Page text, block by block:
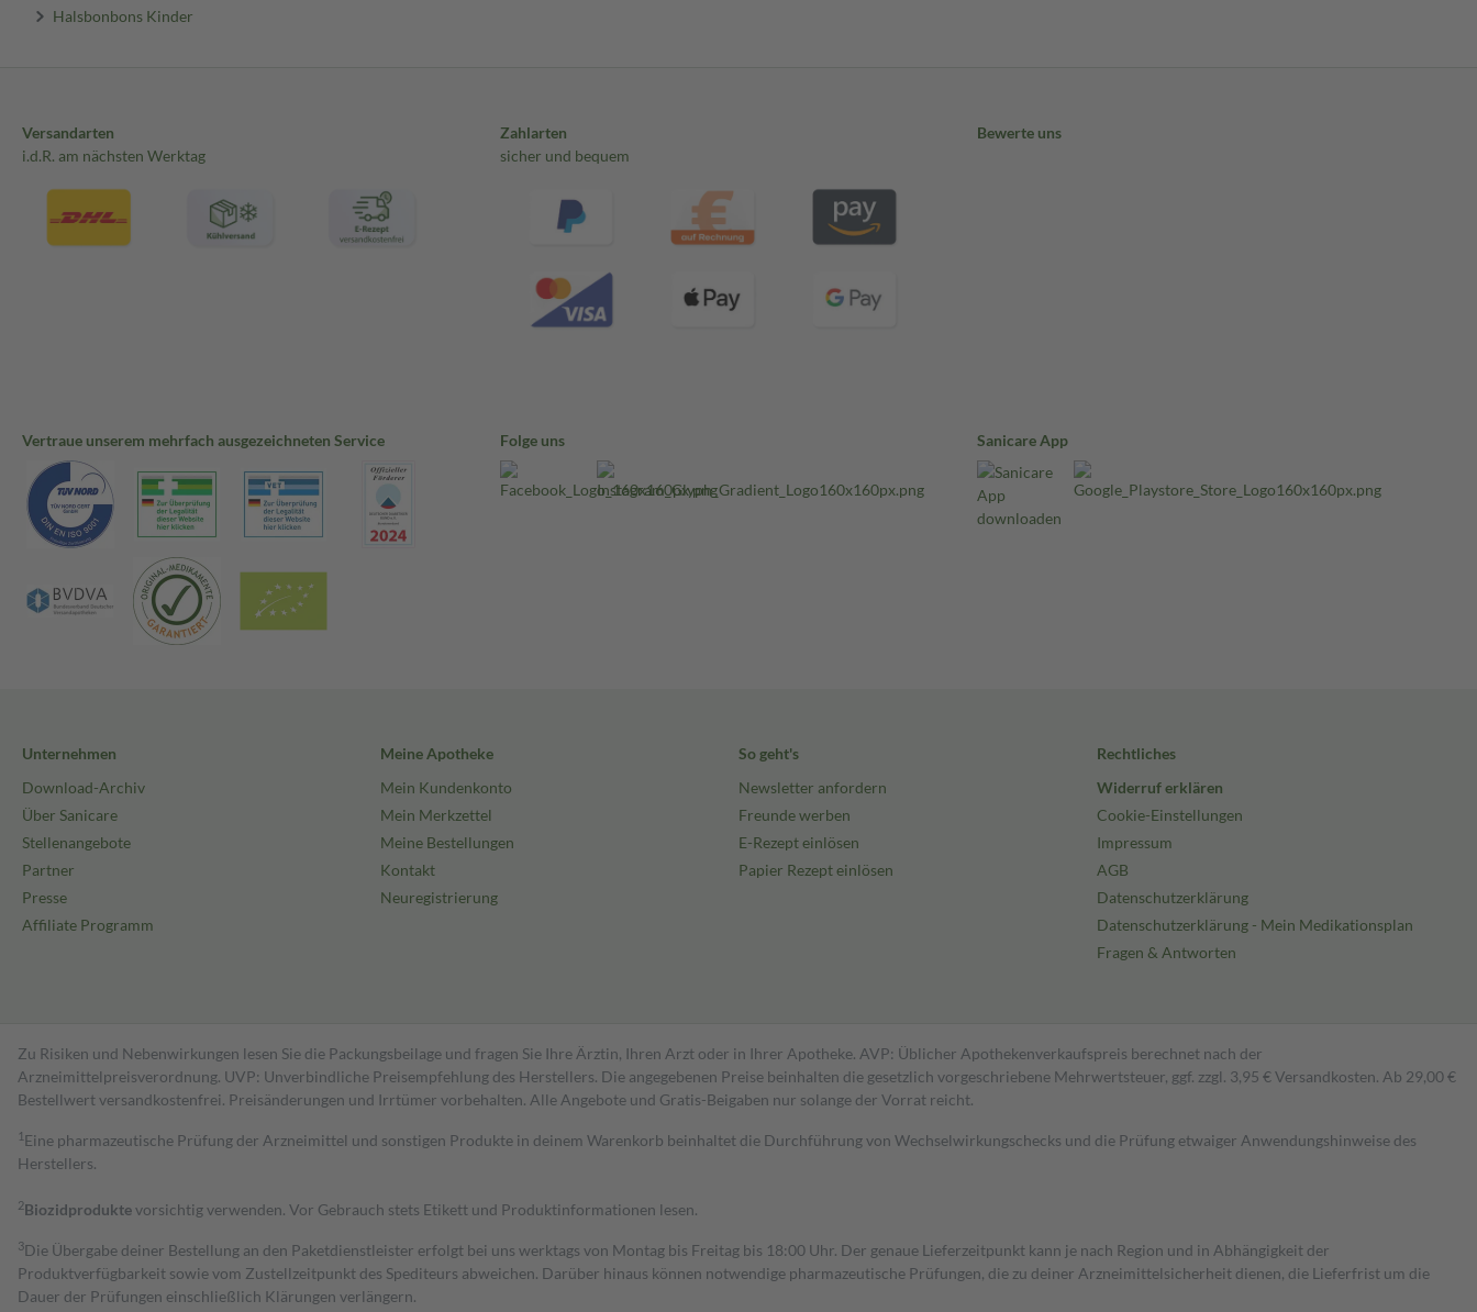
Halsbonbons Kinder
Versandarten
i.d.R. am nächsten Werktag
Zahlarten
sicher und bequem
Bewerte uns
Vertraue unserem mehrfach ausgezeichneten Service Folge uns Sanicare App
Unternehmen
Download-Archiv
Über Sanicare
Stellenangebote
Partner
Presse
Affiliate Programm
Meine Apotheke
Mein Kundenkonto
Mein Merkzettel
Meine Bestellungen
Kontakt
Neuregistrierung
So geht's
Newsletter anfordern
Freunde werben
E-Rezept einlösen
Papier Rezept einlösen
Rechtliches
Widerruf erklären
Cookie-Einstellungen
Impressum
AGB
Datenschutzerklärung
Datenschutzerklärung - Mein Medikationsplan
Fragen & Antworten
Zu Risiken und Nebenwirkungen lesen Sie die Packungsbeilage und fragen Sie Ihre Ärztin, Ihren Arzt oder in Ihrer Apotheke. AVP: Üblicher Apothekenverkaufspreis berechnet nach der
Arzneimittelpreisverordnung. UVP: Unverbindliche Preisempfehlung des Herstellers. Die angegebenen Preise beinhalten die gesetzlich vorgeschriebene Mehrwertsteuer, ggf. zzgl. 3,95 € Versandkosten. Ab 29,00 €
Bestell­wert versand­kosten­frei. Preisänderungen und Irrtümer vorbehalten. Alle Angebote und Gratis-Beigaben nur solange der Vorrat reicht.
1 Eine pharmazeutische Prüfung der Arzneimittel und sonstigen Produkte in deinem Warenkorb beinhaltet die Durchführung von Wechselwirkungschecks und die Prüfung etwaiger Anwendungshinweise des
Herstellers.
2Biozidproduktevorsichtig verwenden. Vor Gebrauch stets Etikett und Produktinformationen lesen.
3Die Übergabe deiner Bestellung an den Paketdienstleister erfolgt bei uns werktags von Montag bis Freitag bis 18:00 Uhr. Der genaue Lieferzeitpunkt kann je nach Region und in Abhängigkeit der
Produktverfügbarkeit sowie vom Zustellzeitpunkt des Spediteurs abweichen. Darüber hinaus können notwendige pharmazeutische Prüfungen, die zu deiner Arzneimittelsicherheit dienen, die Lieferfrist um die
Dauer der Prüfungen einschließlich Klärungen verlängern.